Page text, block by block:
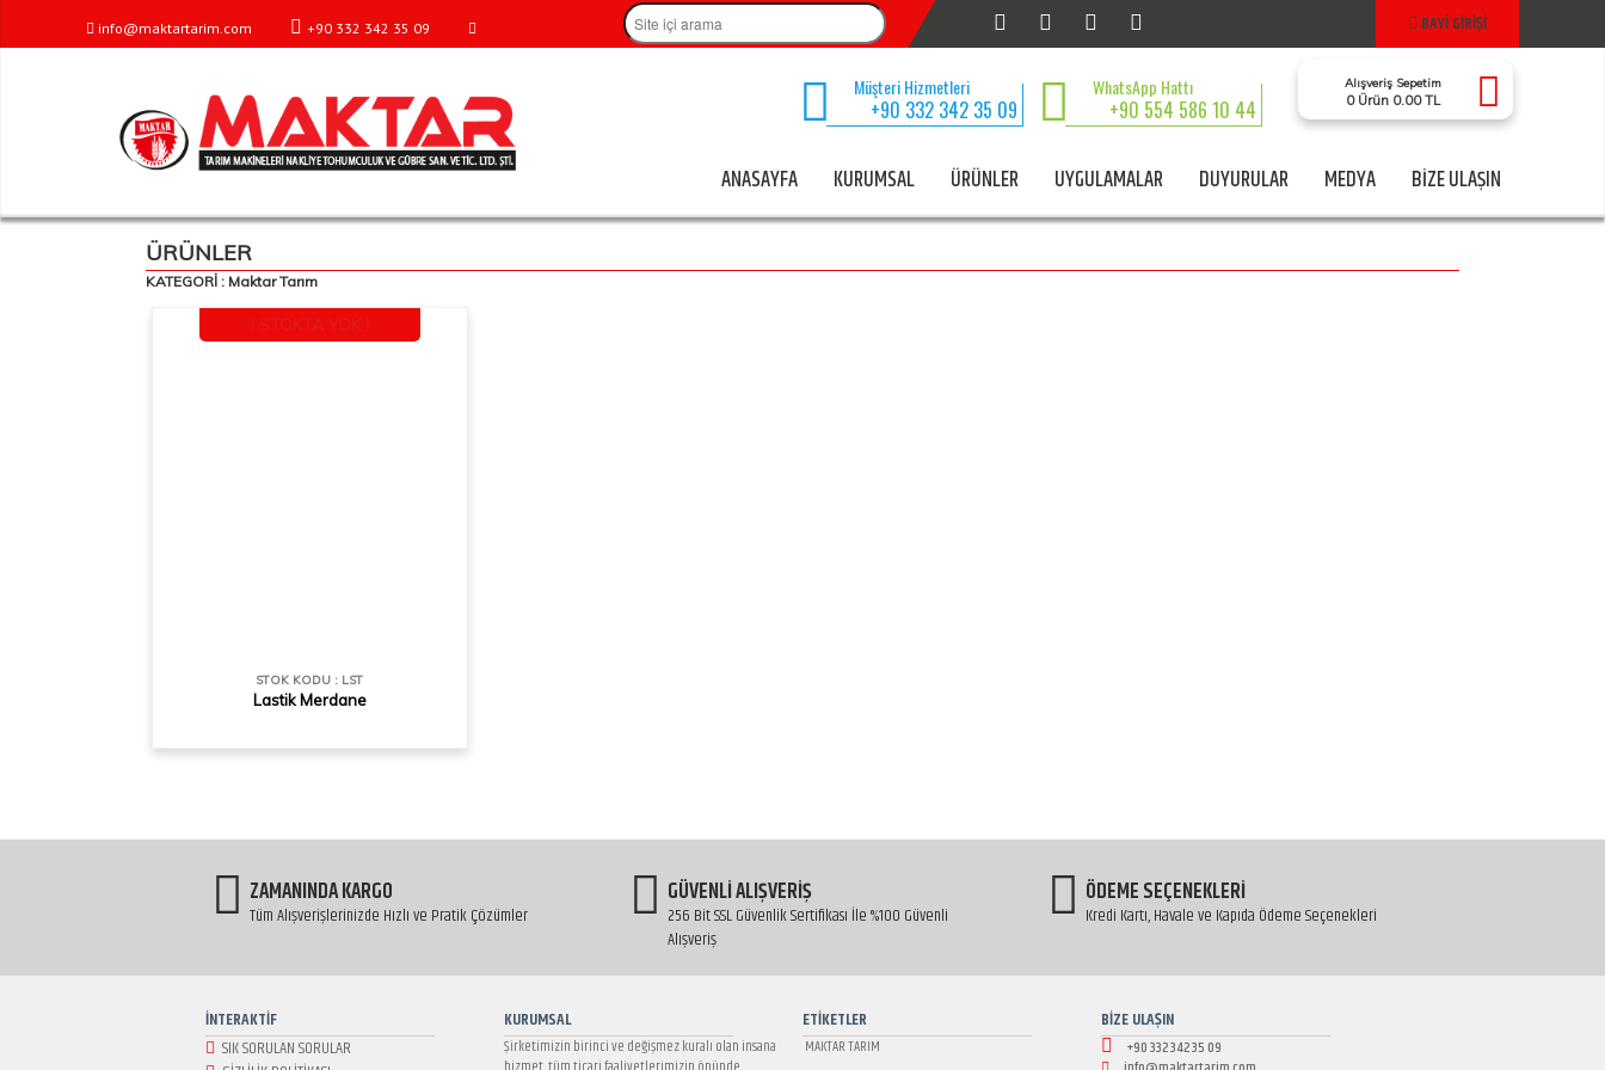
info@maktartarim.com +90 332 342 35 09 BAYİ GİRİŞİ
Müşteri Hizmetleri
+90 332 342 35 09
WhatsApp Hattı
+90 554 586 10 44
Alışveriş Sepetim
0 Ürün 0.00 TL
ANASAYFA KURUMSAL ÜRÜNLER UYGULAMALAR DUYURULAR MEDYA BİZE ULAŞIN
ÜRÜNLER
KATEGORİ : Maktar Tarım
STOK KODU : LST
Lastik Merdane
ZAMANINDA KARGO
Tüm Alışverişlerinizde Hızlı ve Pratik Çözümler
GÜVENLİ ALIŞVERİŞ
256 Bit SSL Güvenlik Sertifikası İle %100 Güvenli
Alışveriş
ÖDEME SEÇENEKLERİ
Kredi Kartı, Havale ve Kapıda Ödeme Seçenekleri
İNTERAKTİF
SIK SORULAN SORULAR
KURUMSAL
Şirketimizin birinci ve değişmez kuralı olan insana
ETİKETLER
MAKTAR TARIM
BİZE ULAŞIN
+90 332 342 35 09